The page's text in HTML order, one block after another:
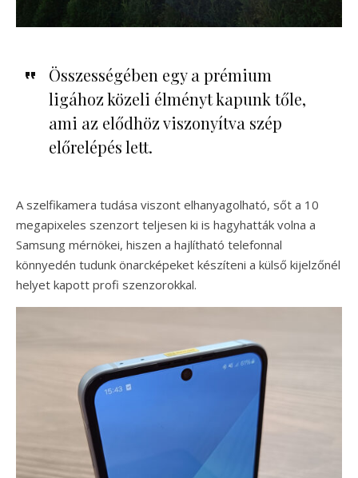
Összességében egy a prémium
ligához közeli élményt kapunk tőle,
ami az elődhöz viszonyítva szép
előrelépés lett.
A szelfikamera tudása viszont elhanyagolható, sőt a 10
megapixeles szenzort teljesen ki is hagyhatták volna a
Samsung mérnökei, hiszen a hajlítható telefonnal
könnyedén tudunk önarcképeket készíteni a külső kijelzőnél
helyet kapott profi szenzorokkal.